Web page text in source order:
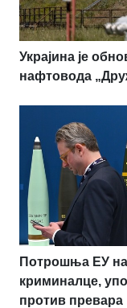
Украјина је
нафтовода
Потрошња ЕУ на
криминалце,
против превара